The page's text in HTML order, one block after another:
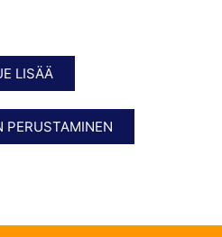
LISÄÄ
PERUSTAMINEN